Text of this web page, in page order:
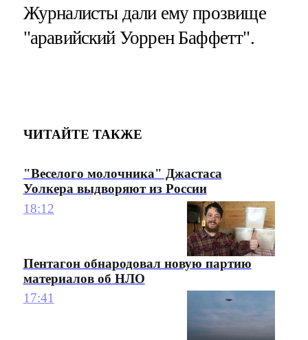
Журналисты дали ему прозвище
"аравийский Уоррен Баффетт".
ЧИТАЙТЕ ТАКЖЕ
"Веселого молочника" Джастаса
Уолкера выдворяют из России
18:12
Пентагон обнародовал новую партию
материалов об НЛО
17:41